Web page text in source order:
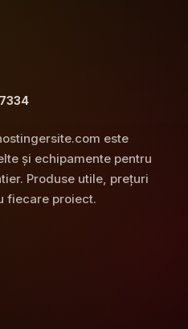
este
și echipamente pentru
Produse utile, prețuri
fiecare proiect.